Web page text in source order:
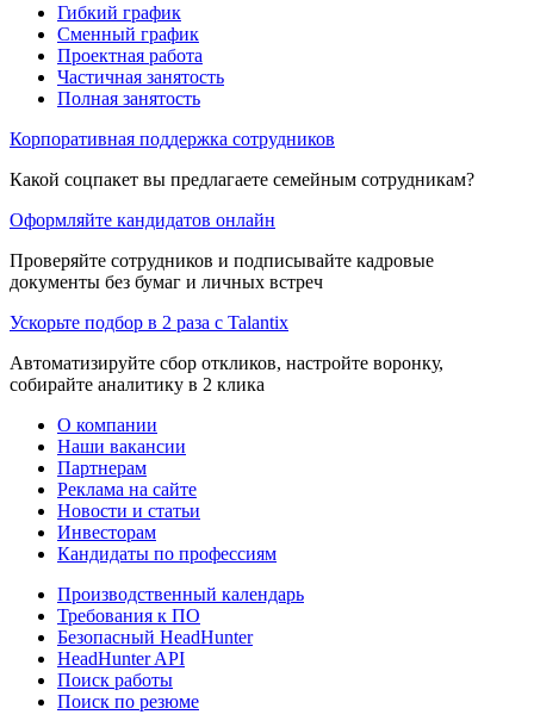
Гибкий график
Сменный график
Проектная работа
Частичная занятость
Полная занятость
Корпоративная поддержка сотрудников
Какой соцпакет вы предлагаете семейным сотрудникам?
Оформляйте кандидатов онлайн
Проверяйте сотрудников и подписывайте кадровые
документы без бумаг и личных встреч
Ускорьте подбор в 2 раза с Talantix
Автоматизируйте сбор откликов, настройте воронку,
собирайте аналитику в 2 клика
О компании
Наши вакансии
Партнерам
Реклама на сайте
Новости и статьи
Инвесторам
Кандидаты по профессиям
Производственный календарь
Требования к ПО
Безопасный HeadHunter
HeadHunter API
Поиск работы
Поиск по резюме